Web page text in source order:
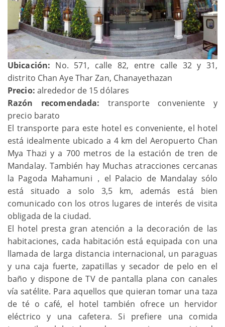
Ubicación: No. 571, calle 82, entre calle 32 y 31,
distrito Chan Aye Thar Zan, Chanayethazan
Precio: alrededor de 15 dólares
Razón recomendada: transporte conveniente y
precio barato
El transporte para este hotel es conveniente, el hotel
está idealmente ubicado a 4 km del Aeropuerto Chan
Mya Thazi y a 700 metros de la estación de tren de
Mandalay. También hay Muchas atracciones cercanas
la Pagoda Mahamuni，el Palacio de Mandalay sólo
está situado a solo 3,5 km, además está bien
comunicado con los otros lugares de interés de visita
obligada de la ciudad.
El hotel presta gran atención a la decoración de las
habitaciones, cada habitación está equipada con una
llamada de larga distancia internacional, un paraguas
y una caja fuerte, zapatillas y secador de pelo en el
baño y dispone de TV de pantalla plana con canales
vía satélite. Para aquellos que quieran tomar una taza
de té o café, el hotel también ofrece un hervidor
eléctrico y una cafetera. Si prefiere una comida